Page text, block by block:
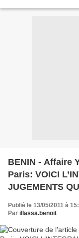
BENIN - Affaire
Paris: VOICI
JUGEMENTS
Publié le 13/05/2011 à
Par illassa.benoit